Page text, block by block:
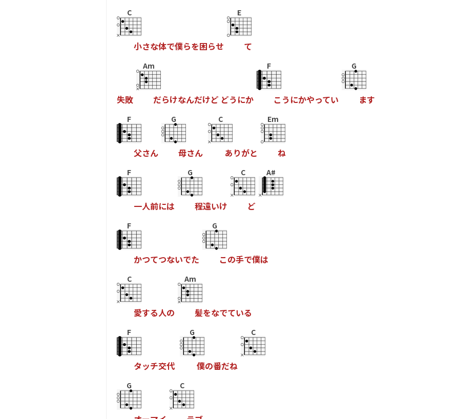
C
小さな体で僕らを困らせ
E
て
失敗
Am
だらけなんだけど どう にか
F
こ う にかやってい
G
ます
F
父さん
G
母さん
C
あ りがと
Em
ね
F
一人前には
G
程遠いけ
C
ど
A#
F
かつてつないでた
G
この手で僕は
C
愛する人の
Am
髪をなでている
F
タッチ交代
G
僕の番だね
C
G C